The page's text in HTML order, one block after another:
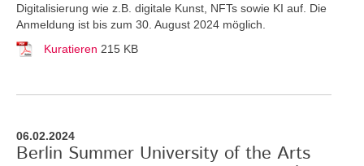
Digitalisierung wie z.B. digitale Kunst, NFTs sowie KI auf. Die
Anmeldung ist bis zum 30. August 2024 möglich.
Kuratieren 215 KB
06.02.2024
Berlin Summer University of the Arts